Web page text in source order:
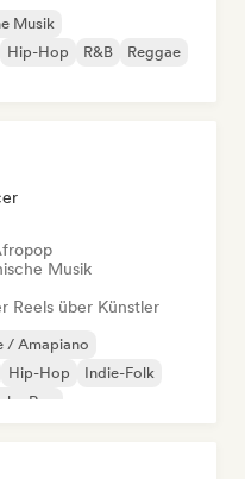
Musik
Hip-Hop R&B
Reggae
Musik
Reels über Künstler
/ Amapiano
Hip-Hop
Indie-Folk
Rap